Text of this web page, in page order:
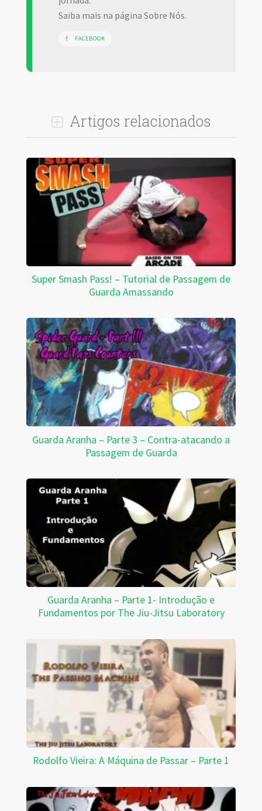
Saiba mais na página Sobre Nós.
FACEBOOK
Artigos relacionados
Super Smash Pass! – Tutorial de Passagem de
Guarda Amassando
Guarda Aranha – Parte 3 – Contra-atacando a
Passagem de Guarda
Guarda Aranha – Parte 1- Introdução e
Fundamentos por The Jiu-Jitsu Laboratory
Rodolfo Vieira: A Máquina de Passar – Parte 1